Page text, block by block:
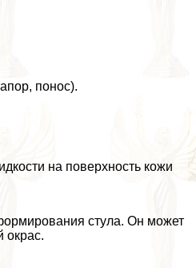
понос).
на поверхность кожи
стула. Он может
окрас.